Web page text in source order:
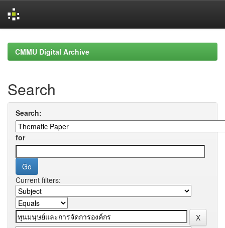
navigationCMMU Digital Archive
Search
Search:
for
Current filters: